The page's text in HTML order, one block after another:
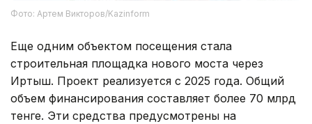
Фото: Артем Викторов/Kazinform
Еще одним объектом посещения стала
строительная площадка нового моста через
Иртыш. Проект реализуется с 2025 года. Общий
объем финансирования составляет более 70 млрд
тенге. Эти средства предусмотрены на